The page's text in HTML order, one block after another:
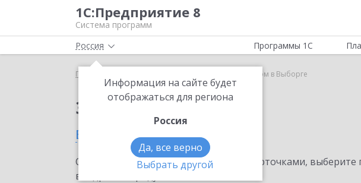
1С:Предприятие 8
Система программ
Россия
Информация на сайте будет
отображаться для региона
Россия
Да, все верно
Выбрать другой
Программы 1С
Главная 1С-Такском в Выборге
Заказать 1С-Такском
в Выборге
Ознакомьтесь с информационными карточками, выберите
внедрение продукта.